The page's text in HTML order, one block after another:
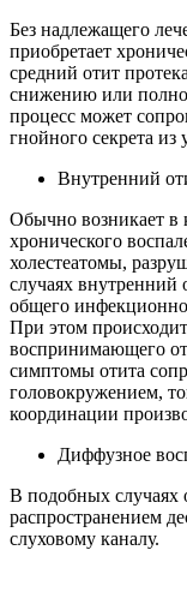
Без надлежащего
приобретает
средний отит
снижению или
процесс может
гнойного секрета из
Внутренний
Обычно возникает в
хронического
холестеатомы,
случаях внутренний
общего
При этом
воспринимающего
симптомы отита
головокружением,
координации
Диффузное
В подобных случаях
распространением
слуховому каналу.